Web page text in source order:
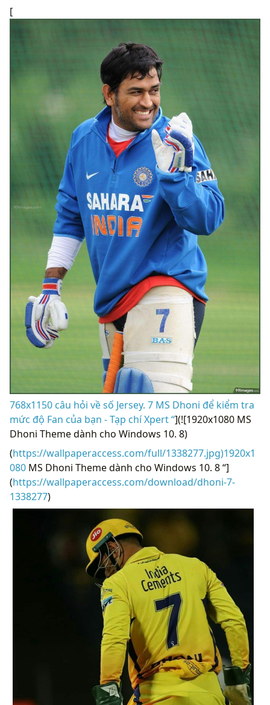
[
768x1150 câu hỏi về số Jersey. 7 MS Dhoni để kiểm tra
mức độ Fan của bạn - Tạp chí Xpert “](![1920x1080 MS
Dhoni Theme dành cho Windows 10. 8)
(https://wallpaperaccess.com/full/1338277.jpg)1920x1
080 MS Dhoni Theme dành cho Windows 10. 8 “]
(https://wallpaperaccess.com/download/dhoni-7-
1338277)